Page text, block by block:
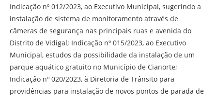
Indicação nº 012/2023, ao Executivo Municipal, sugerindo a
instalação de sistema de monitoramento através de
câmeras de segurança nas principais ruas e avenida do
Distrito de Vidigal; Indicação nº 015/2023, ao Executivo
Municipal, estudos da possibilidade da instalação de um
parque aquático gratuito no Município de Cianorte;
Indicação nº 020/2023, à Diretoria de Trânsito para
providências para instalação de novos pontos de parada de